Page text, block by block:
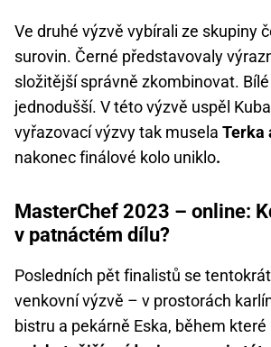
Ve druhé výzvě vybírali ze skupiny
surovin. Černé představovaly
složitější správně zkombinovat.
jednodušší. V této výzvě uspěl
vyřazovací výzvy tak musela Terka
nakonec finálové kolo uniklo.
MasterChef 2023 – online:
v patnáctém dílu?
Posledních pět finalistů se
venkovní výzvě – v prostorách
bistru a pekárně Eska, během